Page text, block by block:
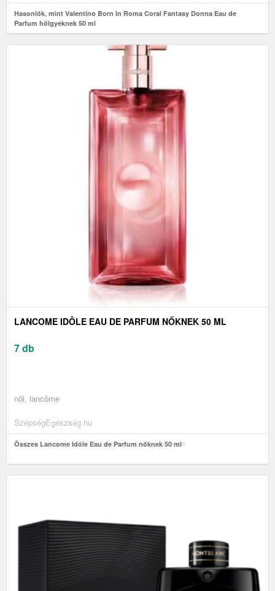
Hasonlók, mint Valentino Born In Roma Coral Fantasy Donna Eau de
Parfum hölgyeknek 50 ml
LANCOME IDÔLE EAU DE PARFUM NŐKNEK 50 ML
7 db
női, lancôme
SzépségEgészség.hu
Összes Lancome Idôle Eau de Parfum nőknek 50 ml